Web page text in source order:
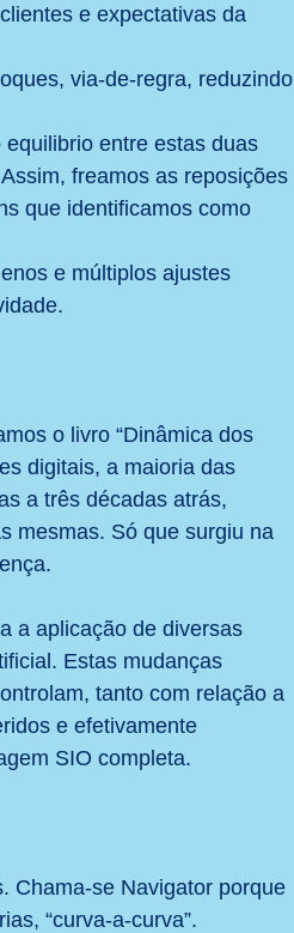
e expectativas da
via-de-regra, reduzindo
entre estas duas
freamos as reposições
que identificamos como
e múltiplos ajustes
o livro “Dinâmica dos
digitais, a maioria das
a três décadas atrás,
mesmas. Só que surgiu na
a aplicação de diversas
Estas mudanças
tanto com relação a
e efetivamente
SIO completa.
Chama-se Navigator porque
“curva-a-curva”.